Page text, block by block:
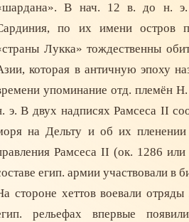
В нач. 12 в. до н.
по их имени остров
Лукка» тождественны
которая в античную эпоху
упоминание отд. племён
э. В двух надписях Рамсеса II
на Дельту и об их
Рамсеса II (ок. 1286
егип. армии участвовали в
стороне хеттов воевали
рельефах впервые